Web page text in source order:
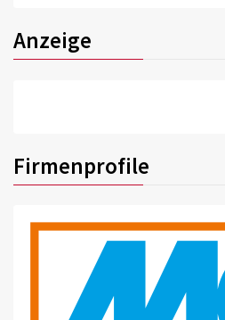
Anzeige
Firmenprofile